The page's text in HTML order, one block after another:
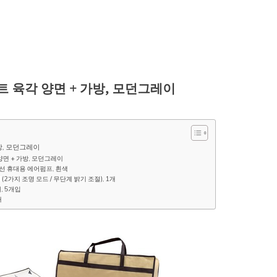
육각 양면 + 가방, 모던그레이
모던그레이
+ 가방, 모던그레이
휴대용 에어펌프, 흰색
가지 조명 모드 / 무단계 밝기 조절), 1개
5개입